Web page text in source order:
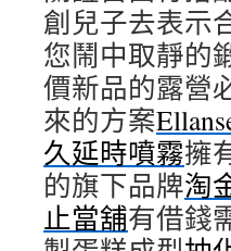
創兒子去表示
您鬧中取靜的
價新品的露營
來的方案
久延時噴霧擁
的旗下品牌淘
止當舖有借錢